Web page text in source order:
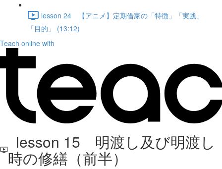
lesson 24 【アニメ】定期借家の「特徴」「実践」
「目的」 (13:12)
Teach online with
lesson 15 明渡し及び明渡し
時の修繕（前半）